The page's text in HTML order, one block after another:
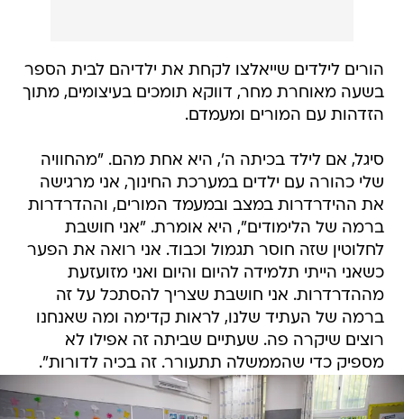
הורים לילדים שייאלצו לקחת את ילדיהם לבית הספר
בשעה מאוחרת מחר, דווקא תומכים בעיצומים, מתוך
הזדהות עם המורים ומעמדם.
סיגל, אם לילד בכיתה ה', היא אחת מהם. "מהחוויה
שלי כהורה עם ילדים במערכת החינוך, אני מרגישה
את ההידרדרות במצב ובמעמד המורים, וההדרדרות
ברמה של הלימודים", היא אומרת. "אני חושבת
לחלוטין שזה חוסר תגמול וכבוד. אני רואה את הפער
כשאני הייתי תלמידה להיום והיום ואני מזועזעת
מההדרדרות. אני חושבת שצריך להסתכל על זה
ברמה של העתיד שלנו, לראות קדימה ומה שאנחנו
רוצים שיקרה פה. שעתיים שביתה זה אפילו לא
מספיק כדי שהממשלה תתעורר. זה בכיה לדורות".